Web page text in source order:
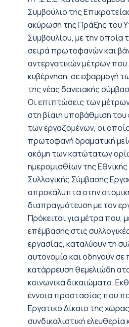
Συμβούλιο της
ακύρωση της Πράξης του
Συμβουλίου, με την οποία
σειρά πρωτοφανών και
αντεργατικών μέτρων που
κυβέρνηση, σε εφαρμογή
της νέας δανειακής
Οι επιπτώσεις των
στη βίαιη υποβάθμιση
των εργαζομένων, οι
πρωτοφανή δραματική
ακόμη των κατώτατων
ημερομισθίων της Εθνικής
Συλλογικής Σύμβασης
απροκάλυπτα στην
διαπραγμάτευση με τον
Πρόκειται για μέτρα που,
επέμβασης στις
εργασίας, καταλύουν τη
αυτονομία και οδηγούν σε
κατάρρευση θεμελιώδη
κοινωνικά δικαιώματα.
έννοια προστασίας που
Εργατικό Δίκαιο της
συνδικαλιστική ελευθερία